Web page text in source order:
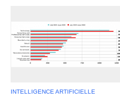
INTELLIGENCE ARTIFICIELLE